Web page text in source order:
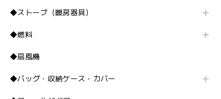
◆ストーブ（暖房器具）
◆燃料
◆扇風機
◆バッグ・収納ケース・カバー